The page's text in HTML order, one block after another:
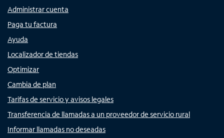
Administrar cuenta
Paga tu factura
Ayuda
Localizador de tiendas
Optimizar
Cambia de plan
Tarifas de servicio y avisos legales
Transferencia de llamadas a un proveedor de servicio rural
Informar llamadas no deseadas